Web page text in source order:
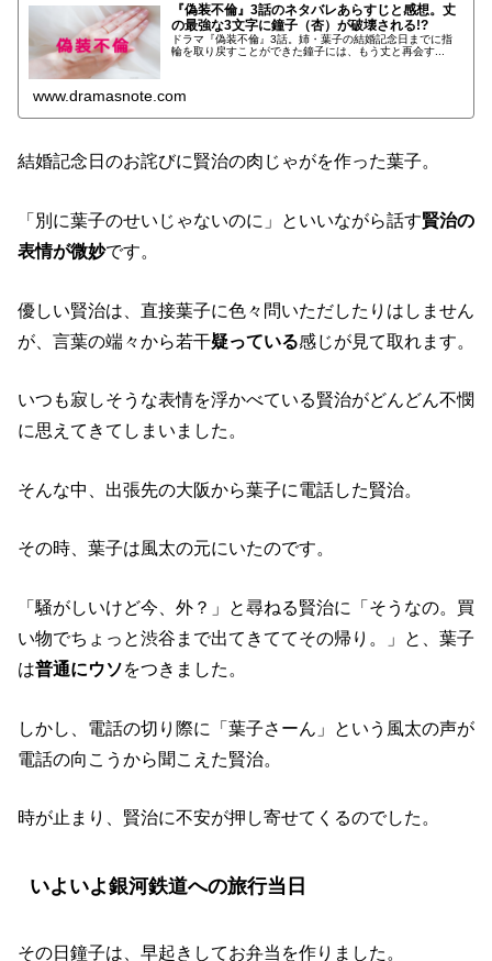
『偽装不倫』3話のネタバレあらすじと感想。丈
の最強な3文字に鐘子（杏）が破壊される!?
ドラマ『偽装不倫』3話。姉・葉子の結婚記念日までに指
輪を取り戻すことができた鐘子には、もう丈と再会す...
www.dramasnote.com
結婚記念日のお詫びに賢治の肉じゃがを作った葉子。
「別に葉子のせいじゃないのに」といいながら話す賢治の
表情が微妙です。
優しい賢治は、直接葉子に色々問いただしたりはしません
が、言葉の端々から若干疑っている感じが見て取れます。
いつも寂しそうな表情を浮かべている賢治がどんどん不憫
に思えてきてしまいました。
そんな中、出張先の大阪から葉子に電話した賢治。
その時、葉子は風太の元にいたのです。
「騒がしいけど今、外？」と尋ねる賢治に「そうなの。買
い物でちょっと渋谷まで出てきててその帰り。」と、葉子
は普通にウソをつきました。
しかし、電話の切り際に「葉子さーん」という風太の声が
電話の向こうから聞こえた賢治。
時が止まり、賢治に不安が押し寄せてくるのでした。
いよいよ銀河鉄道への旅行当日
その日鐘子は、早起きしてお弁当を作りました。